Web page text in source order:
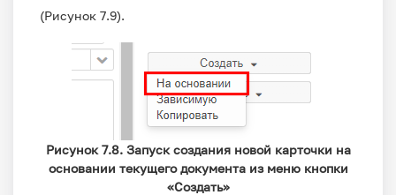
(Рисунок 7.9).
Рисунок 7.8. Запуск создания новой карточки на
основании текущего документа из меню кнопки
«Создать»